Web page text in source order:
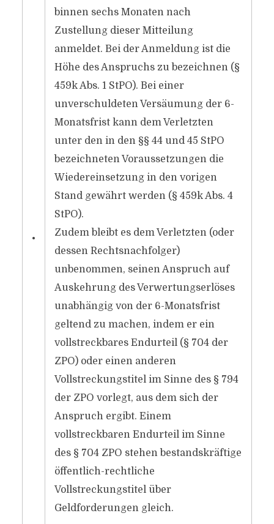
•
binnen sechs Monaten nach
Zustellung dieser Mitteilung
anmeldet. Bei der Anmeldung ist die
Höhe des Anspruchs zu bezeichnen (§
459k Abs. 1 StPO). Bei einer
unverschuldeten Versäumung der 6-
Monatsfrist kann dem Verletzten
unter den in den §§ 44 und 45 StPO
bezeichneten Voraussetzungen die
Wiedereinsetzung in den vorigen
Stand gewährt werden (§ 459k Abs. 4
StPO).
Zudem bleibt es dem Verletzten (oder
dessen Rechtsnachfolger)
unbenommen, seinen Anspruch auf
Auskehrung des Verwertungserlöses
unabhängig von der 6-Monatsfrist
geltend zu machen, indem er ein
vollstreckbares Endurteil (§ 704 der
ZPO) oder einen anderen
Vollstreckungstitel im Sinne des § 794
der ZPO vorlegt, aus dem sich der
Anspruch ergibt. Einem
vollstreckbaren Endurteil im Sinne
des § 704 ZPO stehen bestandskräftige
öffentlich-rechtliche
Vollstreckungstitel über
Geldforderungen gleich.